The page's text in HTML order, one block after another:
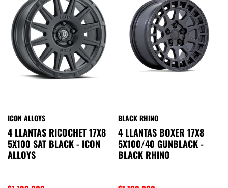
ICON ALLOYS
4 LLANTAS RICOCHET 17X8
5X100 SAT BLACK - ICON
ALLOYS
BLACK RHINO
4 LLANTAS BOXER 17X8
5X100/40 GUNBLACK -
BLACK RHINO